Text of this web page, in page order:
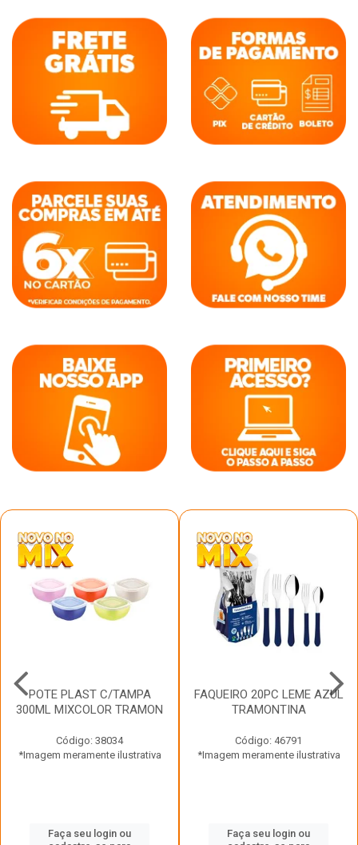
POTE PLAST C/TAMPA
300ML MIXCOLOR TRAMON
Código: 38034
*Imagem meramente ilustrativa
Faça seu login ou
FAQUEIRO 20PC LEME AZUL
TRAMONTINA
Código: 46791
*Imagem meramente ilustrativa
Faça seu login ou